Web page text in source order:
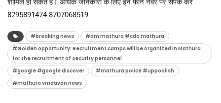
8295891474 8707068519
#breaking news
#dm mathura #cdo mathura
#Golden opportunity: Recruitment camps will be organized in Mathura
for the recruitment of security personnel
#google #google discover
#mathura police #uppoolish
#mathura vrndavan news